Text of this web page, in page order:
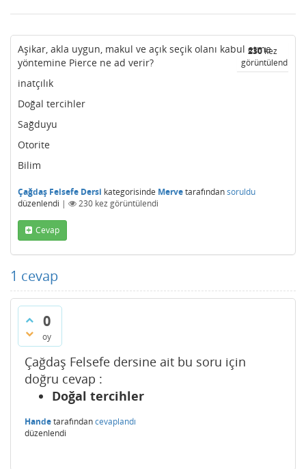
230kez
görüntülendi
Aşikar, akla uygun, makul ve açık seçik olanı kabul etme
yöntemine Pierce ne ad verir?
inatçılık
Doğal tercihler
Sağduyu
Otorite
Bilim
Çağdaş Felsefe Dersi kategorisinde Mervetarafındansoruldu
düzenlendi | 230 kez görüntülendi
Cevap
1 cevap
0
oy
Çağdaş Felsefe dersine ait bu soru için
doğru cevap :
Doğal tercihler
Handetarafındancevaplandı
düzenlendi